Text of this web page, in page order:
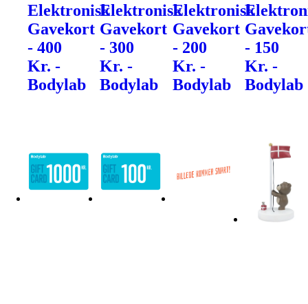
Elektronisk
Gavekort
- 400
Kr. -
Bodylab
Elektronisk
Gavekort
- 300
Kr. -
Bodylab
Elektronisk
Gavekort
- 200
Kr. -
Bodylab
- 150
Kr. -
Bodylab